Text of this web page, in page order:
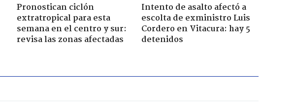
Pronostican ciclón
extratropical para esta
semana en el centro y sur:
revisa las zonas afectadas
Intento de asalto afectó a
escolta de exministro Luis
Cordero en Vitacura: hay 5
detenidos